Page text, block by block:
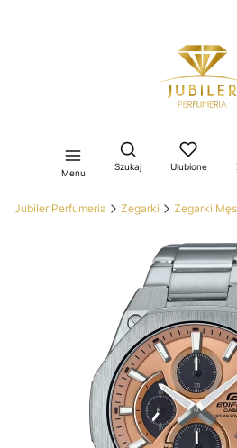
Menu
Otwórz wyszukiwarkę
Szukaj Ulubione
Jubiler Perfumeria Zegarki Zegarki